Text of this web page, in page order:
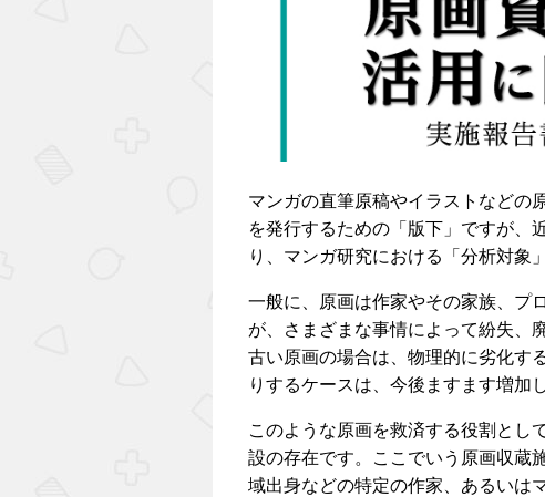
マンガの直筆原稿やイラストなどの
を発行するための「版下」ですが、
り、マンガ研究における「分析対象
一般に、原画は作家やその家族、プ
が、さまざまな事情によって紛失、
古い原画の場合は、物理的に劣化す
りするケースは、今後ますます増加
このような原画を救済する役割とし
設の存在です。ここでいう原画収蔵
域出身などの特定の作家、あるいは